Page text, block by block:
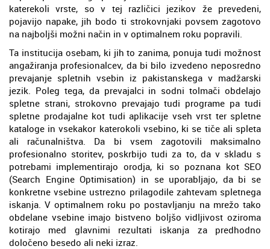
katerekoli vrste, so v tej različici jezikov že prevedeni,
pojavijo napake, jih bodo ti strokovnjaki povsem zagotovo
na najboljši možni način in v optimalnem roku popravili.
Ta institucija osebam, ki jih to zanima, ponuja tudi možnost
angažiranja profesionalcev, da bi bilo izvedeno neposredno
prevajanje spletnih vsebin iz pakistanskega v madžarski
jezik. Poleg tega, da prevajalci in sodni tolmači obdelajo
spletne strani, strokovno prevajajo tudi programe pa tudi
spletne prodajalne kot tudi aplikacije vseh vrst ter spletne
kataloge in vsekakor katerokoli vsebino, ki se tiče ali spleta
ali računalništva. Da bi vsem zagotovili maksimalno
profesionalno storitev, poskrbijo tudi za to, da v skladu s
potrebami implementirajo orodja, ki so poznana kot SEO
(Search Engine Optimisation) in se uporabljajo, da bi se
konkretne vsebine ustrezno prilagodile zahtevam spletnega
iskanja. V optimalnem roku po postavljanju na mrežo tako
obdelane vsebine imajo bistveno boljšo vidljivost oziroma
kotirajo med glavnimi rezultati iskanja za predhodno
določeno besedo ali neki izraz.